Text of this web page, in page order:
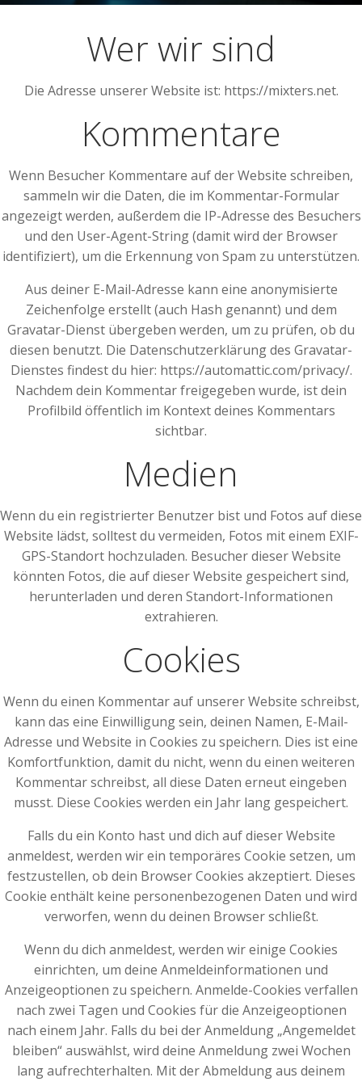
Wer wir sind
Die Adresse unserer Website ist: https://mixters.net.
Kommentare
Wenn Besucher Kommentare auf der Website schreiben,
sammeln wir die Daten, die im Kommentar-Formular
angezeigt werden, außerdem die IP-Adresse des Besuchers
und den User-Agent-String (damit wird der Browser
identifiziert), um die Erkennung von Spam zu unterstützen.
Aus deiner E-Mail-Adresse kann eine anonymisierte
Zeichenfolge erstellt (auch Hash genannt) und dem
Gravatar-Dienst übergeben werden, um zu prüfen, ob du
diesen benutzt. Die Datenschutzerklärung des Gravatar-
Dienstes findest du hier: https://automattic.com/privacy/.
Nachdem dein Kommentar freigegeben wurde, ist dein
Profilbild öffentlich im Kontext deines Kommentars
sichtbar.
Medien
Wenn du ein registrierter Benutzer bist und Fotos auf diese
Website lädst, solltest du vermeiden, Fotos mit einem EXIF-
GPS-Standort hochzuladen. Besucher dieser Website
könnten Fotos, die auf dieser Website gespeichert sind,
herunterladen und deren Standort-Informationen
extrahieren.
Cookies
Wenn du einen Kommentar auf unserer Website schreibst,
kann das eine Einwilligung sein, deinen Namen, E-Mail-
Adresse und Website in Cookies zu speichern. Dies ist eine
Komfortfunktion, damit du nicht, wenn du einen weiteren
Kommentar schreibst, all diese Daten erneut eingeben
musst. Diese Cookies werden ein Jahr lang gespeichert.
Falls du ein Konto hast und dich auf dieser Website
anmeldest, werden wir ein temporäres Cookie setzen, um
festzustellen, ob dein Browser Cookies akzeptiert. Dieses
Cookie enthält keine personenbezogenen Daten und wird
verworfen, wenn du deinen Browser schließt.
Wenn du dich anmeldest, werden wir einige Cookies
einrichten, um deine Anmeldeinformationen und
Anzeigeoptionen zu speichern. Anmelde-Cookies verfallen
nach zwei Tagen und Cookies für die Anzeigeoptionen
nach einem Jahr. Falls du bei der Anmeldung „Angemeldet
bleiben“ auswählst, wird deine Anmeldung zwei Wochen
lang aufrechterhalten. Mit der Abmeldung aus deinem